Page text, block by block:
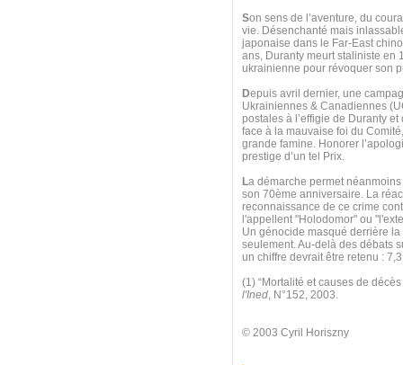
Son sens de l’aventure, du
vie. Désenchanté mais
japonaise dans le Far-East
ans, Duranty meurt staliniste en
ukrainienne pour révoquer son
Depuis avril dernier, une
Ukrainiennes & Canadiennes
postales à l’effigie de Duranty
face à la mauvaise foi du
grande famine. Honorer
prestige d’un tel Prix.
La démarche permet
son 70ème anniversaire. La
reconnaissance de ce crime
l'appellent "Holodomor" ou
Un génocide masqué derrière
seulement. Au-delà des débats
un chiffre devrait être retenu :
(1) “Mortalité et causes de
l'Ined, N°152, 2003.
© 2003 Cyril Horiszny